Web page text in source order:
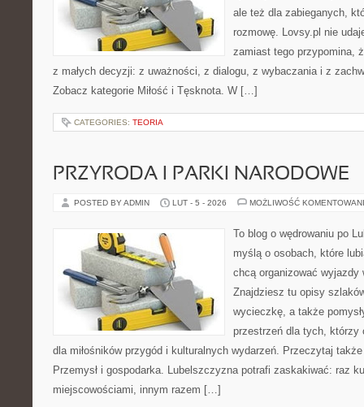
ale też dla zabieganych,
rozmowę. Lovsy.pl nie
zamiast tego przypomina,
z małych decyzji: z uważności, z dialogu, z wybaczania i z
Zobacz kategorie Miłość i Tęsknota. W […]
CATEGORIES: TEORIA
PRZYRODA I PARKI NARODOWE
POSTED BY ADMIN LUT - 5 - 2026 MOŻLIWOŚĆ
To blog o wędrowaniu po
myślą o osobach, które
chcą organizować wyjazdy
Znajdziesz tu opisy
wycieczkę, a także
przestrzeń dla tych, którzy
dla miłośników przygód i kulturalnych wydarzeń. Przeczytaj
Przemysł i gospodarka. Lubelszczyzna potrafi zaskakiwać: raz
miejscowościami, innym razem […]